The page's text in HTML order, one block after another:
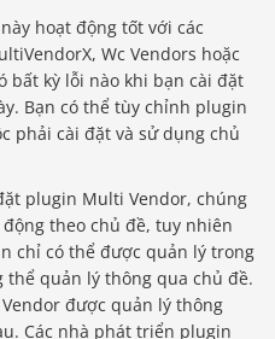
hoạt động tốt với các
Wc Vendors hoặc
bất kỳ lỗi nào khi bạn cài đặt
Bạn có thể tùy chỉnh plugin
phải cài đặt và sử dụng chủ
plugin Multi Vendor, chúng
theo chủ đề, tuy nhiên
chỉ có thể được quản lý trong
quản lý thông qua chủ đề.
được quản lý thông
Các nhà phát triển plugin